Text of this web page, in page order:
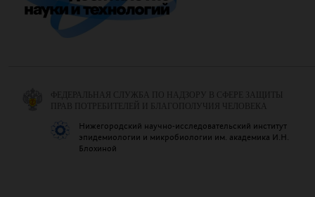
ФЕДЕРАЛЬНАЯ СЛУЖБА ПО НАДЗОРУ В СФЕРЕ ЗАЩИТЫ
ПРАВ ПОТРЕБИТЕЛЕЙ И БЛАГОПОЛУЧИЯ ЧЕЛОВЕКА
Нижегородский научно-исследовательский институт
эпидемиологии и микробиологии им. академика И.Н.
Блохиной